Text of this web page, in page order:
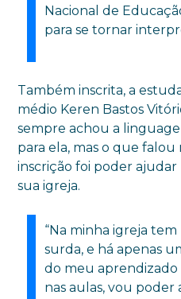
Nacional de
para se tornar
Também inscrita, a
médio Keren Bastos
sempre achou a
para ela, mas o que falou
inscrição foi poder
sua igreja.
“Na minha igreja
surda, e há apenas
do meu
nas aulas, vou poder